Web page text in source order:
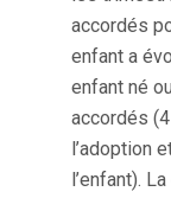
accordés
enfant a
enfant né
accordés
l’adoption
l’enfant).